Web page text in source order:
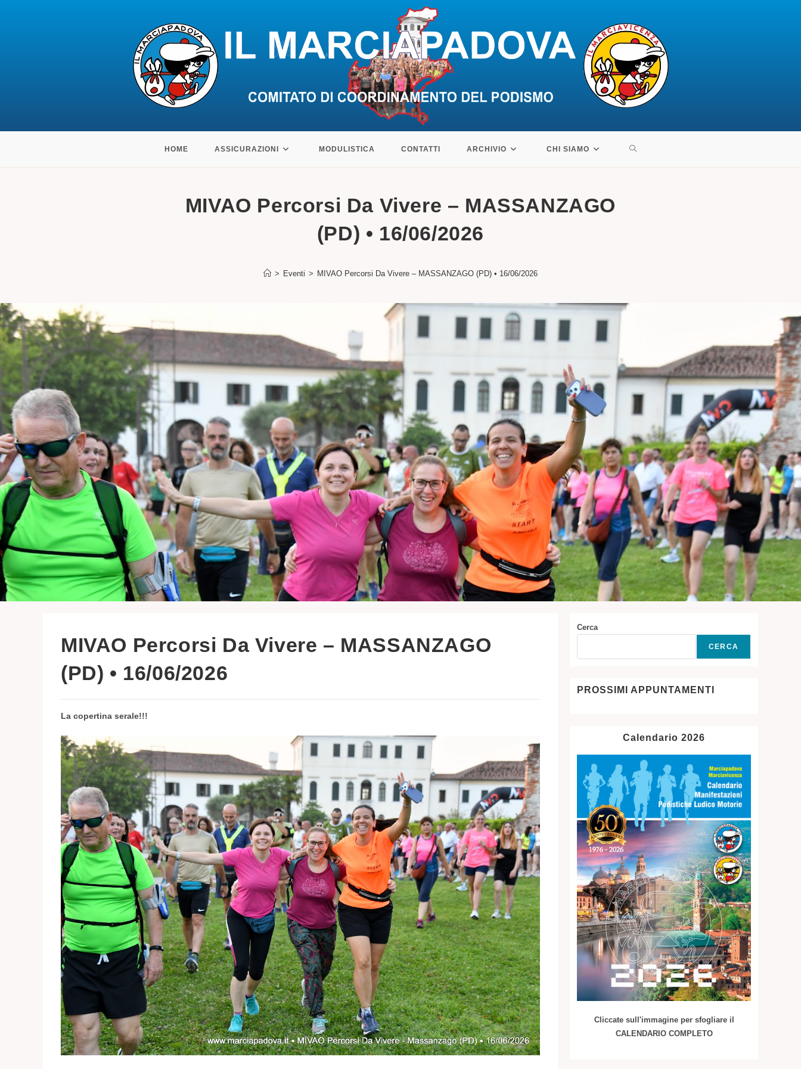
contenuto
HOME ASSICURAZIONI MODULISTICA CONTATTI ARCHIVIO CHI SIAMO ATTIVA/DISATTIVA
MIVAO Percorsi Da Vivere – MASSANZAGO
(PD) • 16/06/2026
> Eventi > MIVAO Percorsi Da Vivere – MASSANZAGO (PD) • 16/06/2026
MIVAO Percorsi Da Vivere – MASSANZAGO
(PD) • 16/06/2026
La copertina serale!!!
Cerca
CERCA
PROSSIMI APPUNTAMENTI
Calendario 2026
Cliccate sull'immagine per sfogliare il
CALENDARIO COMPLETO